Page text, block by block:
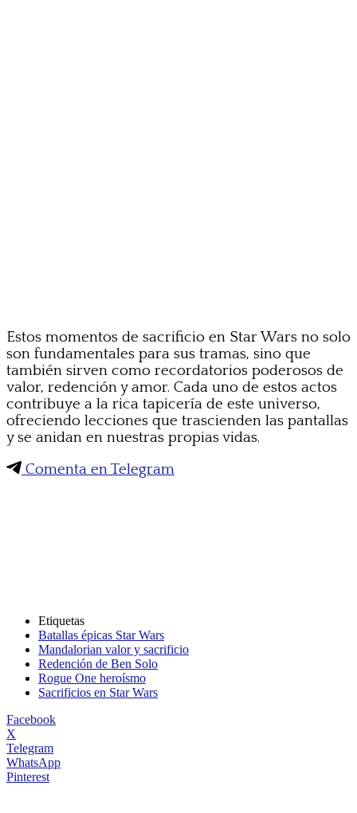
Estos momentos de sacrificio en Star Wars no solo
son fundamentales para sus tramas, sino que
también sirven como recordatorios poderosos de
valor, redención y amor. Cada uno de estos actos
contribuye a la rica tapicería de este universo,
ofreciendo lecciones que trascienden las pantallas
y se anidan en nuestras propias vidas.
Comenta en Telegram
Etiquetas
Batallas épicas Star Wars
Mandalorian valor y sacrificio
Redención de Ben Solo
Rogue One heroísmo
Sacrificios en Star Wars
Facebook
X
Telegram
WhatsApp
Pinterest